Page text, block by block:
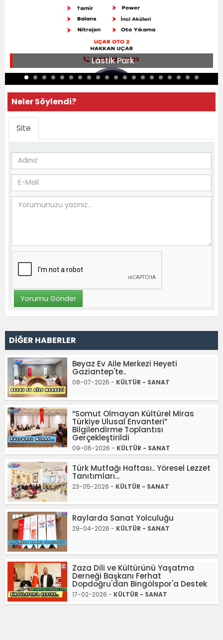
Lastik Park
Neler Söylendi?
Site
DİĞER HABERLER
Beyaz Ev Aile Merkezi Heyeti
Gaziantep'te..
08-07-2026 - KÜLTÜR - SANAT
“Somut Olmayan Kültürel Miras
Türkiye Ulusal Envanteri”
Bilgilendirme Toplantısı
Gerçekleştirildi
09-06-2026 - KÜLTÜR - SANAT
Türk Mutfağı Haftası.. Yöresel Lezzet
Tanıtımları...
23-05-2026 - KÜLTÜR - SANAT
Raylarda Sanat Yolculuğu
29-04-2026 - KÜLTÜR - SANAT
Zaza Dili ve Kültürünü Yaşatma
Derneği Başkanı Ferhat
Dopdoğru'dan Bingölspor'a Destek
17-02-2026 - KÜLTÜR - SANAT